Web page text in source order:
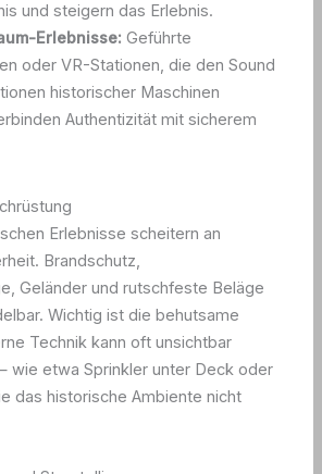
und steigern das Erlebnis.
Erlebnisse: Geführte
oder VR-Stationen, die den Sound
historischer Maschinen
Authentizität mit sicherem
Erlebnisse scheitern an
Brandschutz,
Geländer und rutschfeste Beläge
Wichtig ist die behutsame
Technik kann oft unsichtbar
wie etwa Sprinkler unter Deck oder
das historische Ambiente nicht